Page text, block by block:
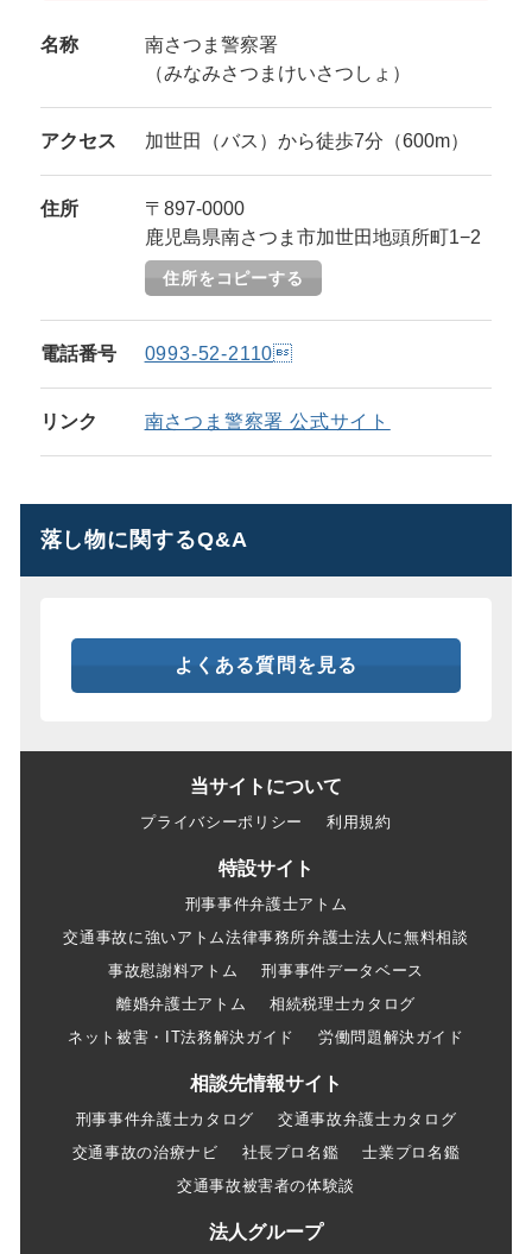
名称
南さつま警察署
（みなみさつまけいさつしょ）
アクセス 加世田（バス）から徒歩7分（600m）
住所
〒897-0000
鹿児島県南さつま市加世田地頭所町1−2
住所をコピーする
電話番号 0993-52-2110
リンク 南さつま警察署 公式サイト
落し物に関するQ&A
よくある質問を見る
当サイトについて
プライバシーポリシー 利用規約
特設サイト
刑事事件弁護士アトム
交通事故に強いアトム法律事務所弁護士法人に無料相談
事故慰謝料アトム
刑事事件データベース
離婚弁護士アトム
相続税理士カタログ
ネット被害・IT法務解決ガイド
労働問題解決ガイド
相談先情報サイト
刑事事件弁護士カタログ
交通事故弁護士カタログ
交通事故の治療ナビ
社長プロ名鑑
士業プロ名鑑
交通事故被害者の体験談
法人グループ